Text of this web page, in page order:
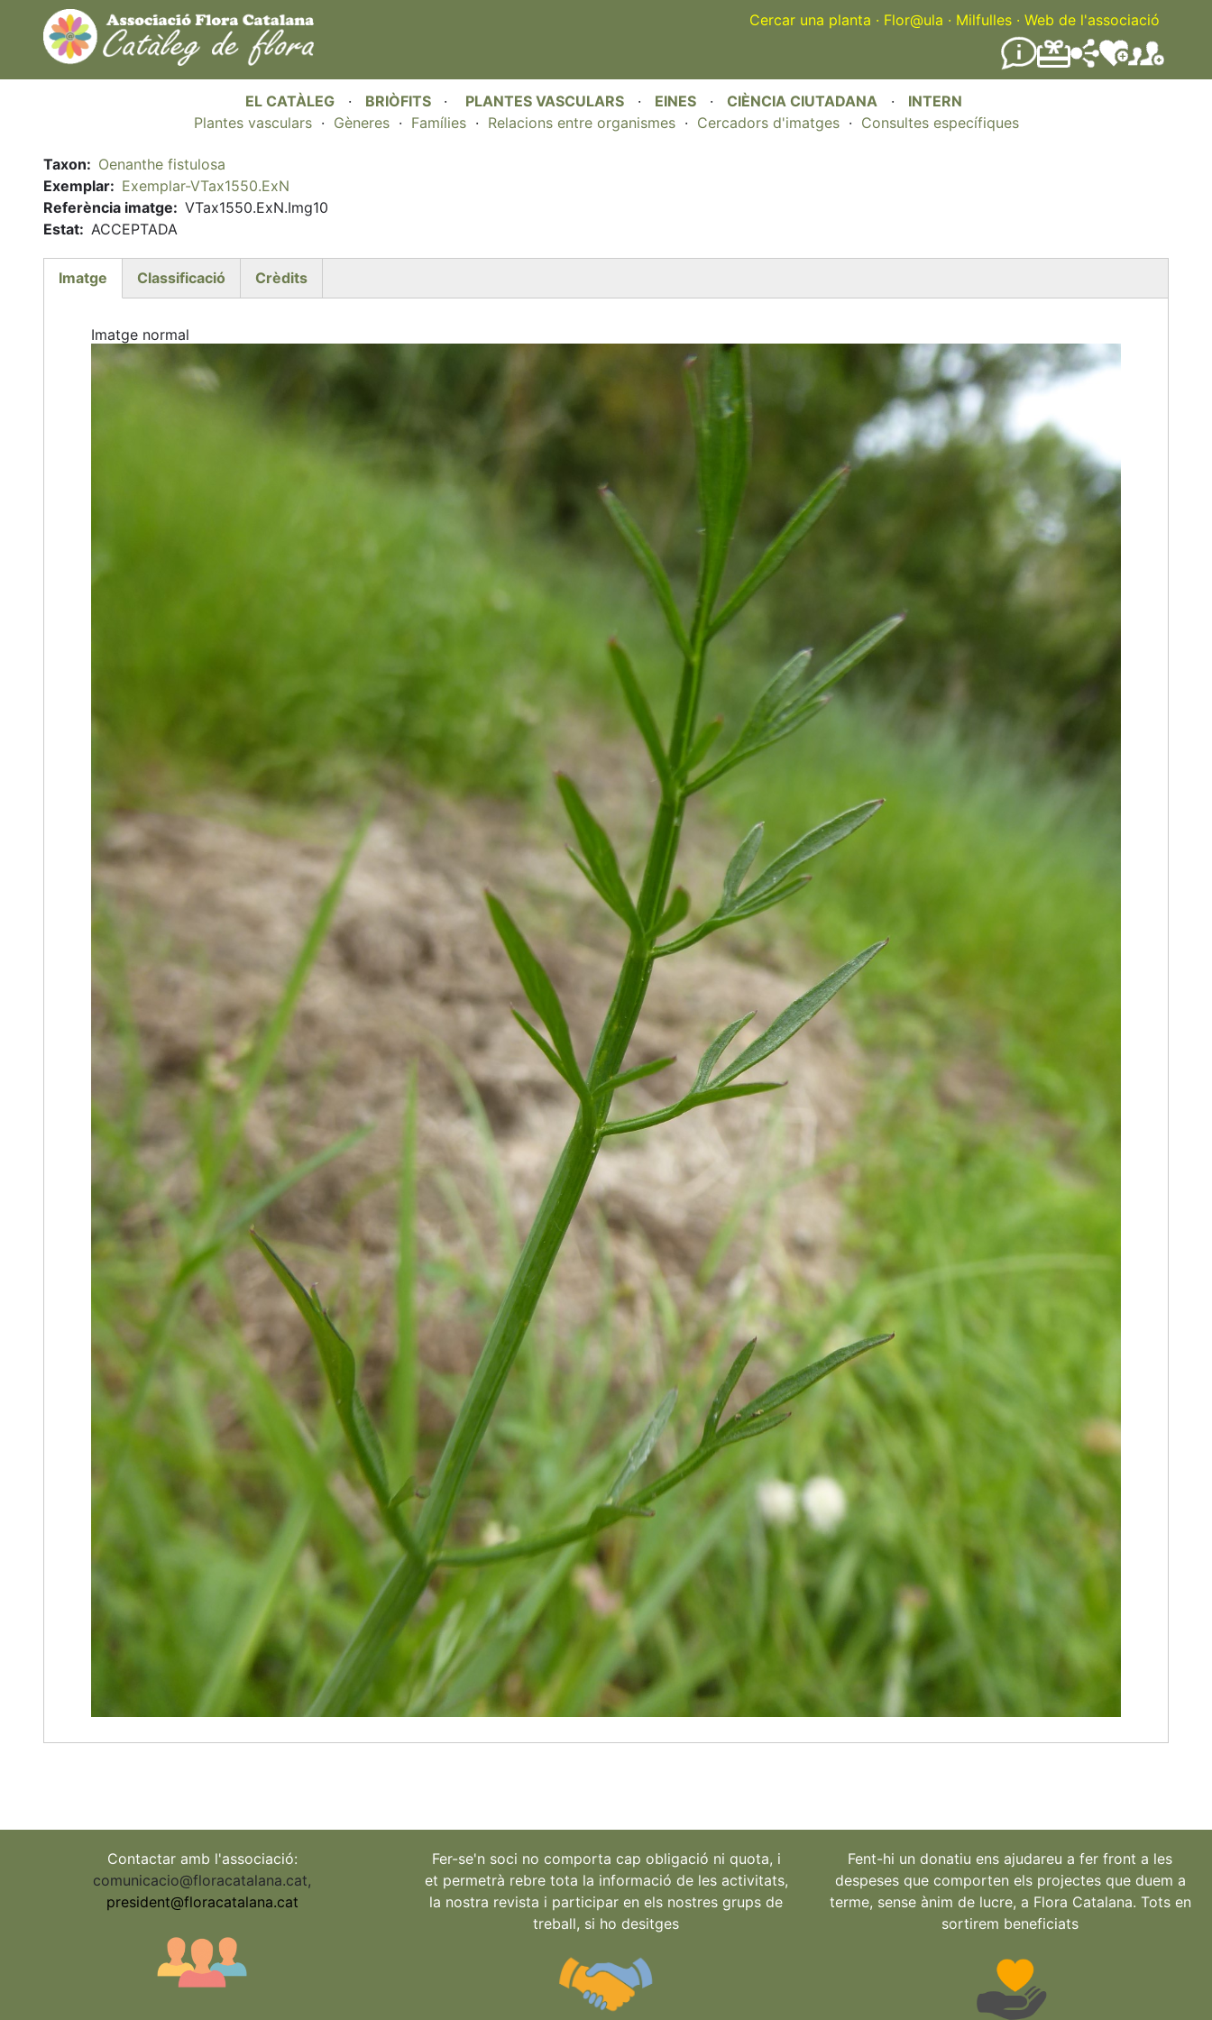
Cercar una planta · Flor@ula · Milfulles · Web de l'associació
EL CATÀLEG · BRIÒFITS · PLANTES VASCULARS · EINES · CIÈNCIA CIUTADANA · INTERN
Plantes vasculars· Gèneres· Famílies· Relacions entre organismes· Cercadors d'imatges· Consultes específiques
Taxon
Oenanthe fistulosa
Exemplar
Exemplar-VTax1550.ExN
Referència imatge
VTax1550.ExN.Img10
Estat
ACCEPTADA
Imatge
Classificació Crèdits
Imatge normal
Contactar amb l'associació:
comunicacio@floracatalana.cat,
president@floracatalana.cat
Fer-se'n soci no comporta cap obligació ni quota, i
et permetrà rebre tota la informació de les activitats,
la nostra revista i participar en els nostres grups de
treball, si ho desitges
Fent-hi un donatiu ens ajudareu a fer front a les
despeses que comporten els projectes que duem a
terme, sense ànim de lucre, a Flora Catalana. Tots en
sortirem beneficiats